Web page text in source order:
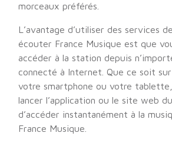
morceaux préférés.
L’avantage d’utiliser des services
écouter France Musique est que
accéder à la station depuis
connecté à Internet. Que ce soit
votre smartphone ou votre
lancer l’application ou le site web
d’accéder instantanément à la
France Musique.